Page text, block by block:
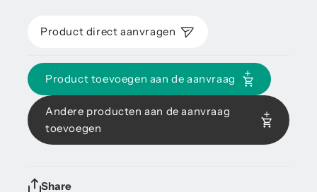
Product direct aanvragen
Product toevoegen aan de aanvraag
Andere producten aan de aanvraag
toevoegen
Share